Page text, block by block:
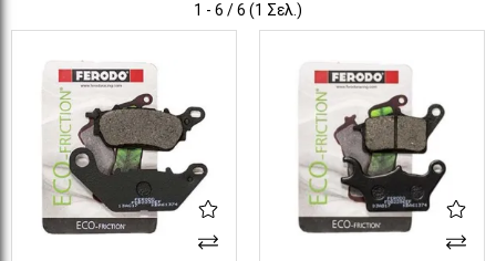
1 - 6 / 6 (1 Σελ.)